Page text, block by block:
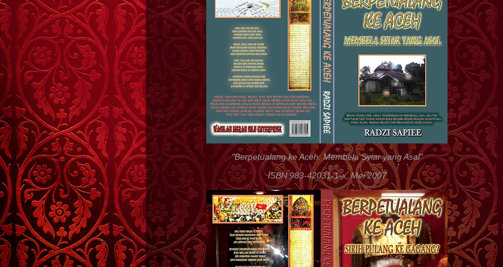
"Berpetualang ke Aceh: Membela Syiar yang Asal"
ISBN 983-42031-1-x, Mei 2007